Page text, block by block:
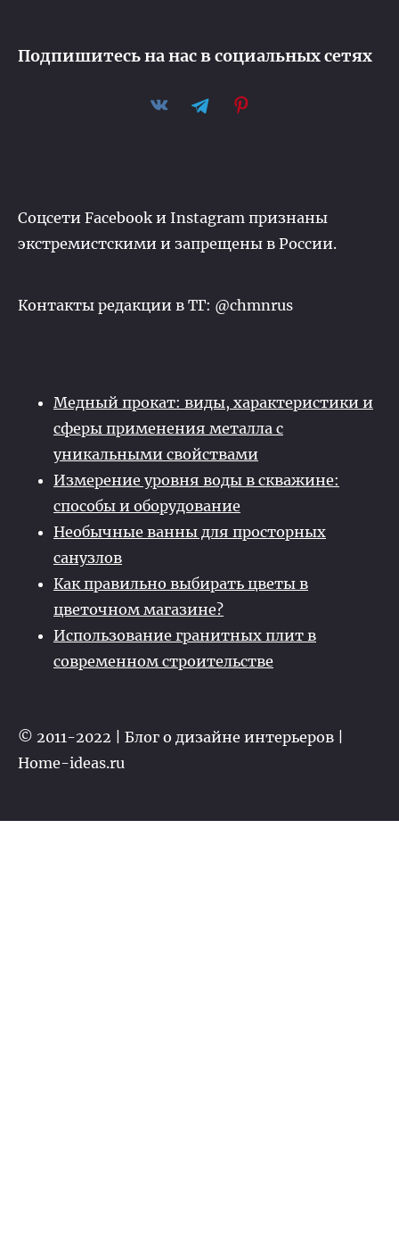
Подпишитесь на нас в социальных сетях
Соцсети Facebook и Instagram признаны
экстремистскими и запрещены в России.
Контакты редакции в ТГ: @chmnrus
Медный прокат: виды, характеристики и
сферы применения металла с
уникальными свойствами
Измерение уровня воды в скважине:
способы и оборудование
Необычные ванны для просторных
санузлов
Как правильно выбирать цветы в
цветочном магазине?
Использование гранитных плит в
современном строительстве
© 2011-2022 | Блог о дизайне интерьеров |
Home-ideas.ru